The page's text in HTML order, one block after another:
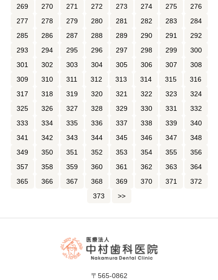
269
270 271 272 273 274 275
276
277
278 279 280 281 282 283
284
285
286 287 288 289 290 291
292
293
294 295 296 297 298 299
300
301
302 303 304 305 306 307
308
309
310 311 312 313 314 315
316
317
318 319 320 321 322 323
324
325
326 327 328 329 330 331
332
333
334 335 336 337 338 339
340
341
342 343 344 345 346 347
348
349
350 351 352 353 354 355
356
357
358 359 360 361 362 363
364
365
366 367 368 369 370 371
372
373
>>
〒565-0862